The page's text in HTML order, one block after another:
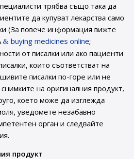
трябва също така да
да купуват лекарства само
(За повече информация вижте
buying medicines online;
от писалки или ако пациенти
които съответстват на
писалки по-горе или не
на оригиналния продукт,
което може да изглежда
уведомете незабавно
орган и следвайте
продукт